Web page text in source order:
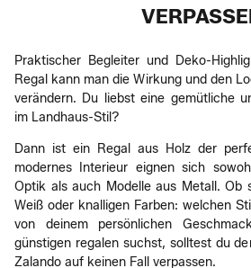
Praktischer Begleiter und Deko-
Regal kann man die Wirkung und den
verändern. Du liebst eine gemütliche
im Landhaus-Stil?
Dann ist ein Regal aus Holz der
modernes Interieur eignen sich
Optik als auch Modelle aus Metall. Ob
Weiß oder knalligen Farben: welchen
von deinem persönlichen
günstigen regalen suchst, solltest du
Zalando auf keinen Fall verpassen.